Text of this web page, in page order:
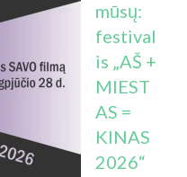
mūsų:
festival
is „AŠ +
MIEST
AS =
KINAS
2026“